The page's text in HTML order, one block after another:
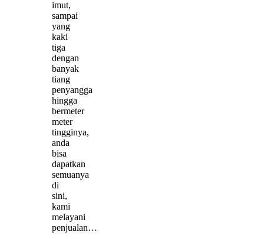
imut,
sampai
yang
kaki
tiga
dengan
banyak
tiang
penyangga
hingga
bermeter
meter
tingginya,
anda
bisa
dapatkan
semuanya
di
sini,
kami
melayani
penjualan…